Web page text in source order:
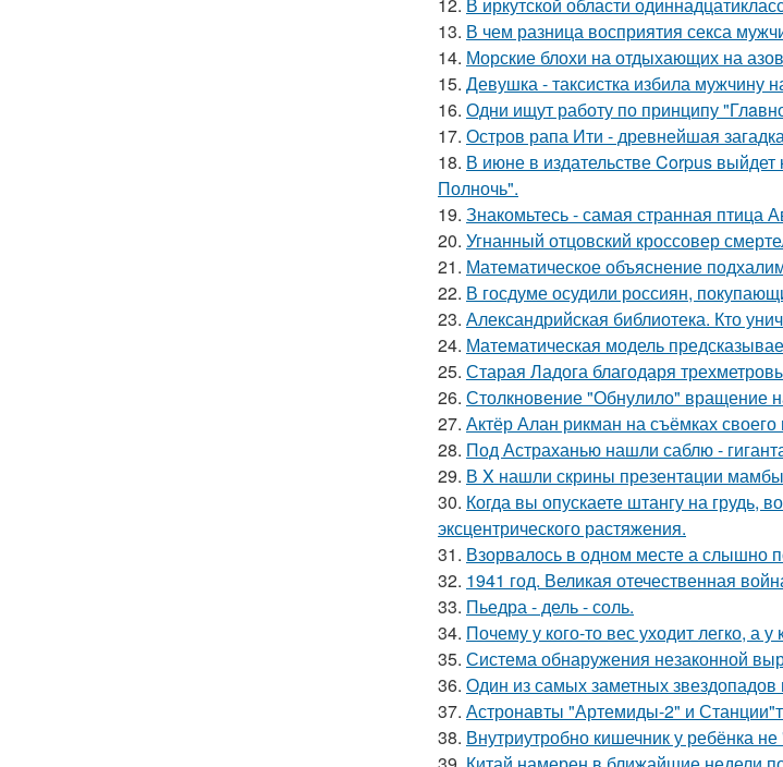
13. В чем разница восприятия секса
14. Морские блохи на отдыхающих на
15. Девушка - таксистка избила мужчину
16. Одни ищут работу по принципу
17. Остров рапа Ити - древнейшая
18. В июне в издательстве Corpus
Полночь".
19. Знакомьтесь - самая странная птица
20. Угнанный отцовский кроссовер
21. Математическое объяснение
22. В госдуме осудили россиян,
23. Александрийская библиотека. Кто
24. Математическая модель
25. Старая Ладога благодаря
26. Столкновение "Обнулило" вращение
27. Актёр Алан рикман на съёмках
28. Под Астраханью нашли саблю -
29. В X нашли скрины презентaции
30. Когда вы опускаете штангу на
эксцентрического растяжения.
31. Взорвалось в одном месте а слышно
32. 1941 год. Великая отечественная
33. Пьедра - дель - соль.
34. Почему у кого-то вес уходит легко, а у
35. Система обнаружения незаконной
36. Один из самых заметных звездопадов
37. Астронавты "Артемиды-2" и
38. Внутриутробно кишечник у ребёнка